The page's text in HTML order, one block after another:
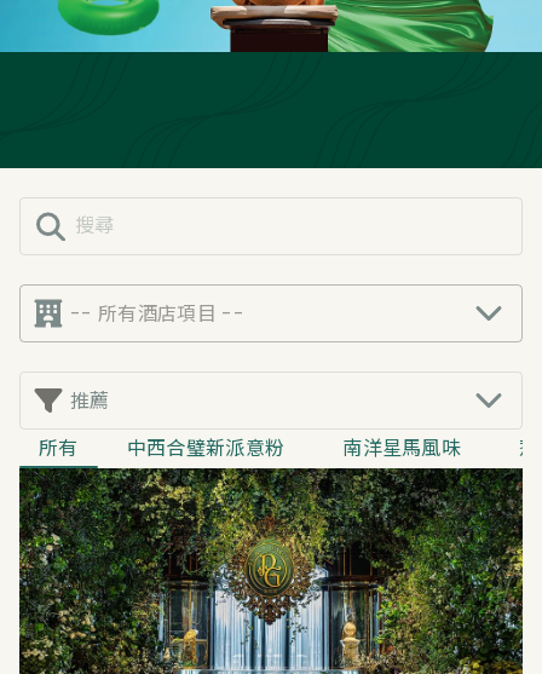
-- 所有酒店項目 --
推薦
所有
中西合璧新派意粉 南洋星馬風味